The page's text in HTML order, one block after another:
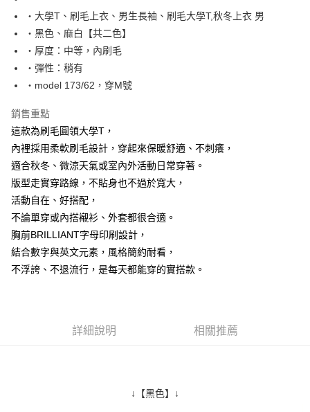
AFTEE先享後付
相關說明
【關於「AFTEE先享後付」】
AFTEE先享後付是「在收到商品之後才付款」的支付方式。 讓您購物簡單
便利好安心！
１．簡單：不需註冊會員、不需綁卡、不需儲值。
【「AFTEE先享後付」結帳流程】
１．於結帳方式選擇「AFTEE先享後付」後，將跳轉至「AFTEE先享後付」
結帳頁面，進行簡訊認證並確認金額後，即可完成結帳。
２．訂單成立數日內，您將收到繳費通知簡訊。
３．收到繳費通知簡訊後14天內，點擊此簡訊中的連結，可透過四大超商／
ATM／網路銀行／等多元方式進行付款，方視為交易完成。
※ 請注意：結帳手續完成當下不需立刻繳費，但若您需要取消訂單，請聯絡
購買商品的店家。未經商家同意取消之訂單仍視為有效，需透過AFTEE先享
後付繳納相關費用。
是否繳費成功／繳費後需取消欲退款等相關疑問，請聯繫「AFTEE先享後付
客戶支援中心」https://netprotections.freshdesk.com/support/home
權轉讓予恩沛科技股份有限公司。
ATM付款
運送方式
全家付款取貨
每筆NT$80，滿NT$1,800(含以上)免運費
先付款後全家取貨
每筆NT$80，滿NT$1,800(含以上)免運費
7-11付款取貨
每筆NT$80，滿NT$1,800(含以上)免運費
每筆NT$80，滿NT$1,800(含以上)免運費
‧大學T、刷毛上衣、男生長袖、刷毛大學T,秋冬上衣 男
‧黑色、麻白【共二色】
‧厚度：中等，內刷毛
‧彈性：稍有
‧model 173/62，穿M號
銷售重點
這款為刷毛圓領大學T，
內裡採用柔軟刷毛設計，穿起來保暖舒適、不刺癢，
適合秋冬、微涼天氣或室內外活動日常穿著。
版型走實穿路線，不貼身也不過於寬大，
活動自在、好搭配，
不論單穿或內搭襯衫、外套都很合適。
胸前BRILLIANT字母印刷設計，
結合數字與英文元素，風格簡約耐看，
不浮誇、不退流行，是每天都能穿的實搭款。
詳細說明 相關推薦
↓【黑色】↓